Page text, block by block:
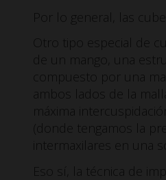
Por lo general, las
Otro tipo especial de
de un mango, una
compuesto por una
ambos lados de la
máxima
(donde tengamos la
intermaxilares en una
Eso sí, la técnica de